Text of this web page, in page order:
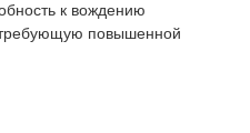
к вождению
требующую повышенной